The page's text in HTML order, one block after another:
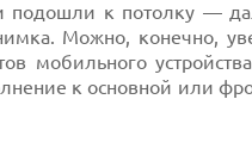
подошли к потолку —
Можно, конечно,
мобильного
к основной или